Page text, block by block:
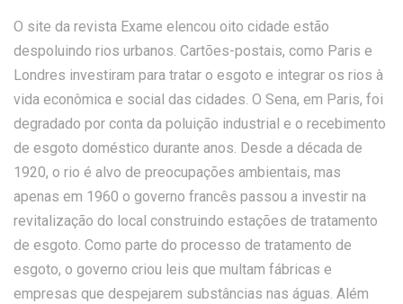
O site da revista Exame elencou oito cidade estão
despoluindo rios urbanos. Cartões-postais, como Paris e
Londres investiram para tratar o esgoto e integrar os rios à
vida econômica e social das cidades. O Sena, em Paris, foi
degradado por conta da poluição industrial e o recebimento
de esgoto doméstico durante anos. Desde a década de
1920, o rio é alvo de preocupações ambientais, mas
apenas em 1960 o governo francês passou a investir na
revitalização do local construindo estações de tratamento
de esgoto. Como parte do processo de tratamento de
esgoto, o governo criou leis que multam fábricas e
empresas que despejarem substâncias nas águas. Além